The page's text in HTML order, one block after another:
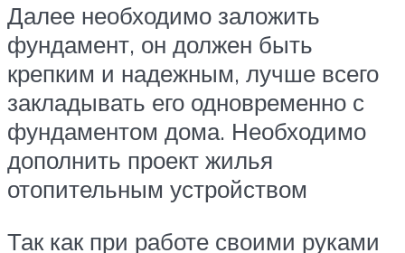
Далее необходимо заложить
фундамент, он должен быть
крепким и надежным, лучше всего
закладывать его одновременно с
фундаментом дома. Необходимо
дополнить проект жилья
отопительным устройством
Так как при работе своими руками